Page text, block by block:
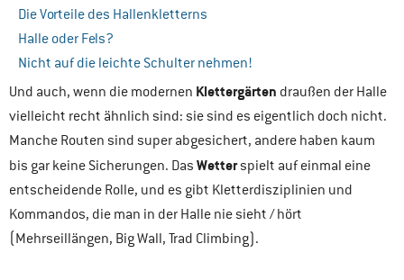
Die Vorteile des Hallenkletterns
Halle oder Fels?
Nicht auf die leichte Schulter nehmen!
Und auch, wenn die modernen Klettergärten draußen der Halle
vielleicht recht ähnlich sind: sie sind es eigentlich doch nicht.
Manche Routen sind super abgesichert, andere haben kaum
bis gar keine Sicherungen. Das Wetterspielt auf einmal eine
entscheidende Rolle, und es gibt Kletterdisziplinien und
Kommandos, die man in der Halle nie sieht / hört
(Mehrseillängen, Big Wall, Trad Climbing).